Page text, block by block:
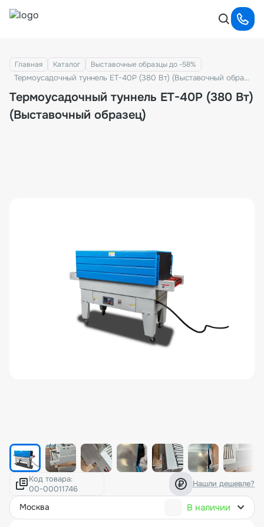
Главная Каталог Выставочные образцы до -58%
Термоусадочный туннель ET-40P (380 Вт) (Выставочный образец)
Термоусадочный туннель ET-40P (380 Вт)
(Выставочный образец)
Код товара: Нашли дешевле?
москва В наличии